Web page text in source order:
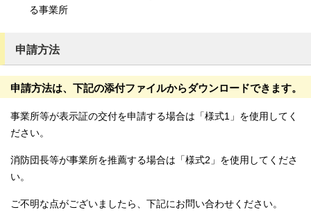
る事業所
申請方法
申請方法は、下記の添付ファイルからダウンロードできます。
事業所等が表示証の交付を申請する場合は「様式1」を使用してく
ださい。
消防団長等が事業所を推薦する場合は「様式2」を使用してくださ
い。
ご不明な点がございましたら、下記にお問い合わせください。